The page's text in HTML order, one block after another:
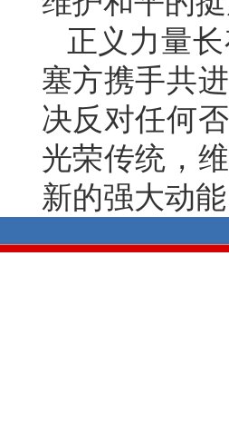
正义力量
塞方携手共
决反对任何
光荣传统，
新的强大动能